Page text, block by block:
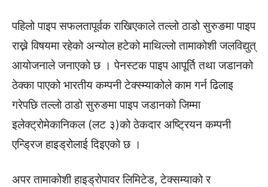
पहिलो पाइप सफलतापूर्वक राखिएकाले तल्लो ठाडो सुरुङमा पाइप
राख्ने विषयमा रहेको अन्योल हटेको माथिल्लो तामाकोशी जलविद्युत्
आयोजनाले जनाएको छ । पेनस्टक पाइप आपूर्ति तथा जडानको
ठेक्का पाएको भारतीय कम्पनी टेक्स्म्याकोले काम गर्न ढिलाइ
गरेपछि तल्लो ठाडो सुरुङमा पाइप जडानको जिम्मा
इलेक्ट्रोमेकानिकल (लट ३)को ठेकदार अष्ट्रियन कम्पनी
एन्ड्रिज हाइड्रोलाई दिइएको छ ।
अपर तामाकोशी हाइड्रोपावर लिमिटेड, टेक्सम्याको र